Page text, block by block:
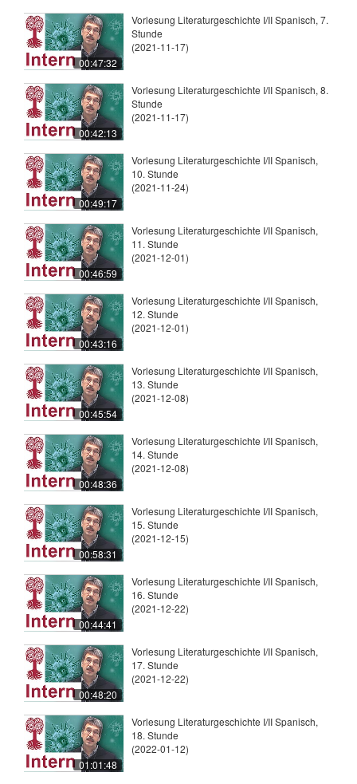
00:47:32
Vorlesung Literaturgeschichte I/II Spanisch, 7.
Stunde
(2021-11-17)
00:42:13
Vorlesung Literaturgeschichte I/II Spanisch, 8.
Stunde
(2021-11-17)
00:49:17
Vorlesung Literaturgeschichte I/II Spanisch,
10. Stunde
(2021-11-24)
00:46:59
Vorlesung Literaturgeschichte I/II Spanisch,
11. Stunde
(2021-12-01)
00:43:16
Vorlesung Literaturgeschichte I/II Spanisch,
12. Stunde
(2021-12-01)
00:45:54
Vorlesung Literaturgeschichte I/II Spanisch,
13. Stunde
(2021-12-08)
00:48:36
Vorlesung Literaturgeschichte I/II Spanisch,
14. Stunde
(2021-12-08)
00:58:31
Vorlesung Literaturgeschichte I/II Spanisch,
15. Stunde
(2021-12-15)
00:44:41
Vorlesung Literaturgeschichte I/II Spanisch,
16. Stunde
(2021-12-22)
00:48:20
Vorlesung Literaturgeschichte I/II Spanisch,
17. Stunde
(2021-12-22)
01:01:48
Vorlesung Literaturgeschichte I/II Spanisch,
18. Stunde
(2022-01-12)